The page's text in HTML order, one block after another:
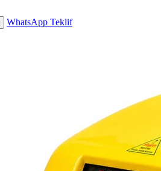
WhatsApp Teklif